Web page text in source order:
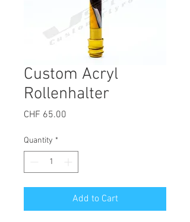
Custom Acryl
Rollenhalter
CHF 65.00
Quantity *
Add to Cart